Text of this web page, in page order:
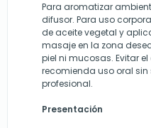
Para aromatizar
difusor. Para uso
de aceite vegetal y
masaje en la zona
piel ni mucosas. Evitar
recomienda uso oral sin
profesional.
Presentación